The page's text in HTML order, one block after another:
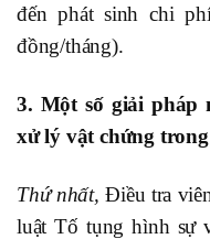
đến phát sinh chi
đồng/tháng).
3. Một số giải pháp
xử lý vật chứng
Thứ nhất, Điều tra
luật Tố tụng hình sự